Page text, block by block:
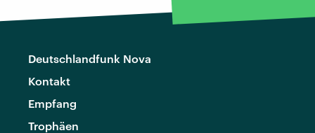
Deutschlandfunk Nova
Kontakt
Empfang
Trophäen